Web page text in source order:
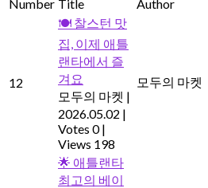
Number Title Author
12
🍽️ 찰스턴 맛
집, 이제 애틀
랜타에서 즐
겨요
모두의 마켓 |
2026.05.02 |
Votes 0 |
Views 198
모두의 마켓
🌟 애틀랜타
최고의 베이